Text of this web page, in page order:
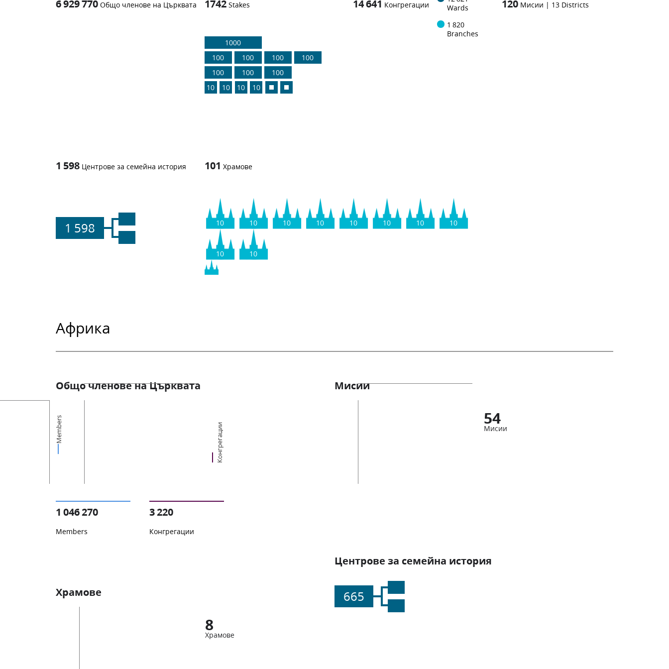
6 929 770 Общо членове на Църквата 1742 Stakes
1000
100
100 100
100
100
100
100
10
10 10 10
14 641 Конгрегации
Wards
1 820
Branches
1 598 Центрове за семейна история
1 598
101 Храмове
10 10 10 10 10 10 10 10
10 10
120 Мисии | 13 Districts
Африка
Общо членове на Църквата
Members Конгрегации
1 046 270
Members
3 220
Конгрегации
Мисии
54
Мисии
Центрове за семейна история
665
Храмове
8
Храмове